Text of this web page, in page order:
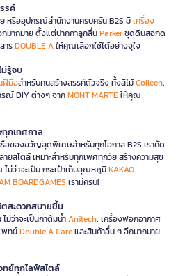
รค์
หรืออุปกรณ์สำนักงานครบครัน B2S มีเครื่อง
กมากมาย ตั้งแต่ปากกาลูกลื่นParkerชุดดินสอกด
ารDOUBLE Aให้คุณเลือกใช้ได้อย่างจุใจ
รู้จบ
ฝีมือสำหรับคนสร้างสรรค์ตัวจริง ทั้งสีไม้Colleen,
ณ์ DIY ต่างๆ จากMONT MARTEให้คุณ
กเทศกาล
อของขวัญสุดพิเศษสำหรับทุกโอกาส B2S เราคัด
ายสไตล์ เหมาะสำหรับทุกเพศทุกวัย สร้างความสุข
ว่าจะเป็น กระเป๋าเก็บอุณหภูมิKAKAO
BOARDGAMES เรามีครบ!
ตสะดวกสบายขึ้น
ม่ว่าจะเป็นกาต้มน้ำAnitech, เครื่องฟอกอากาศ
พทย์Double A Careและสินค้าอื่น ๆ อีกมากมาย
ทย์ทุกไลฟ์สไตล์